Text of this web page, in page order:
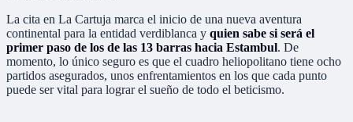
La cita en La Cartuja marca el inicio de una nueva aventura
continental para la entidad verdiblanca y quien sabe si será el
primer paso de los de las 13 barras hacia Estambul. De
momento, lo único seguro es que el cuadro heliopolitano tiene ocho
partidos asegurados, unos enfrentamientos en los que cada punto
puede ser vital para lograr el sueño de todo el beticismo.